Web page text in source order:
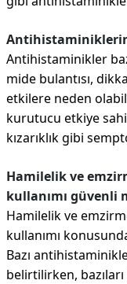
Antihistaminikler
mide bulantısı,
etkilere neden
kurutucu etkiye
kızarıklık gibi
Hamilelik ve
kullanımı güvenli
Hamilelik ve
kullanımı
Bazı
belirtilirken,